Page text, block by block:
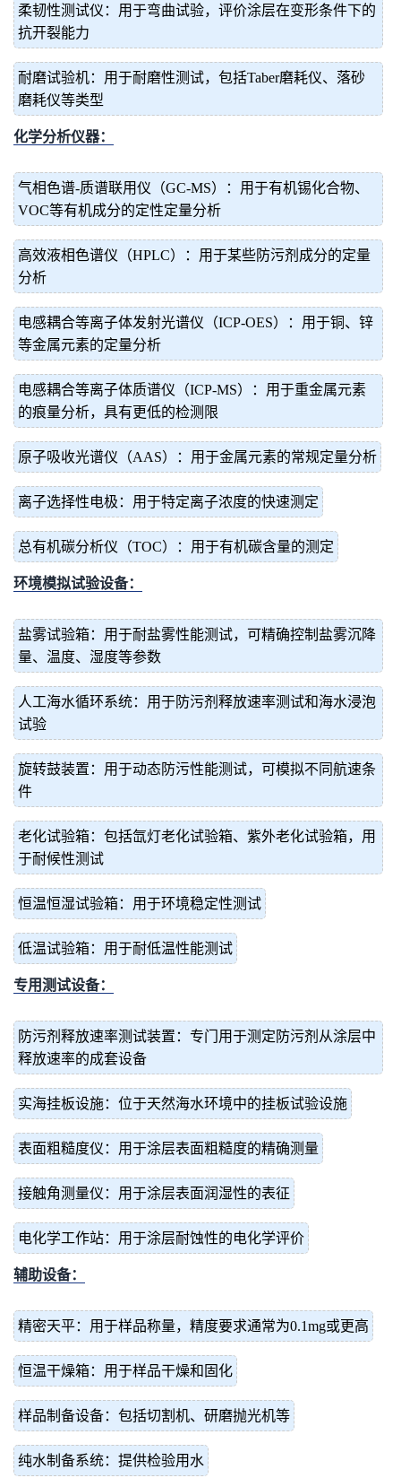
柔韧性测试仪：用于弯曲试验，评价涂层在变形条件下的
抗开裂能力
耐磨试验机：用于耐磨性测试，包括Taber磨耗仪、落砂
磨耗仪等类型
化学分析仪器：
气相色谱-质谱联用仪（GC-MS）：用于有机锡化合物、
VOC等有机成分的定性定量分析
高效液相色谱仪（HPLC）：用于某些防污剂成分的定量
分析
电感耦合等离子体发射光谱仪（ICP-OES）：用于铜、锌
等金属元素的定量分析
电感耦合等离子体质谱仪（ICP-MS）：用于重金属元素
的痕量分析，具有更低的检测限
原子吸收光谱仪（AAS）：用于金属元素的常规定量分析
离子选择性电极：用于特定离子浓度的快速测定
总有机碳分析仪（TOC）：用于有机碳含量的测定
环境模拟试验设备：
盐雾试验箱：用于耐盐雾性能测试，可精确控制盐雾沉降
量、温度、湿度等参数
人工海水循环系统：用于防污剂释放速率测试和海水浸泡
试验
旋转鼓装置：用于动态防污性能测试，可模拟不同航速条
件
老化试验箱：包括氙灯老化试验箱、紫外老化试验箱，用
于耐候性测试
恒温恒湿试验箱：用于环境稳定性测试
低温试验箱：用于耐低温性能测试
专用测试设备：
防污剂释放速率测试装置：专门用于测定防污剂从涂层中
释放速率的成套设备
实海挂板设施：位于天然海水环境中的挂板试验设施
表面粗糙度仪：用于涂层表面粗糙度的精确测量
接触角测量仪：用于涂层表面润湿性的表征
电化学工作站：用于涂层耐蚀性的电化学评价
辅助设备：
精密天平：用于样品称量，精度要求通常为0.1mg或更高
恒温干燥箱：用于样品干燥和固化
样品制备设备：包括切割机、研磨抛光机等
纯水制备系统：提供检验用水